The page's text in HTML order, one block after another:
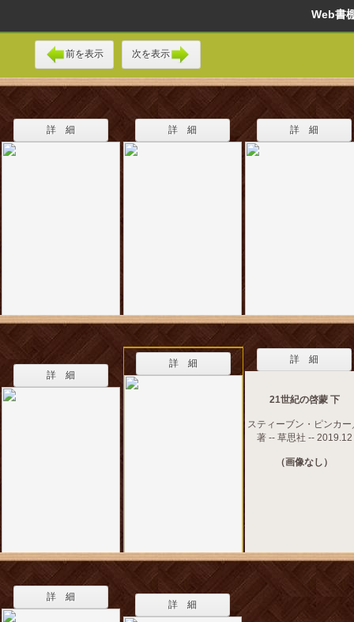
Web
前を表示 次を表示
詳 細 詳 細 詳 細
詳 細
詳 細 詳 細
21世紀の啓蒙 下
スティーブン・ピンカー
著 -- 草思社 -- 2019.12
（画像なし）
詳 細
詳 細